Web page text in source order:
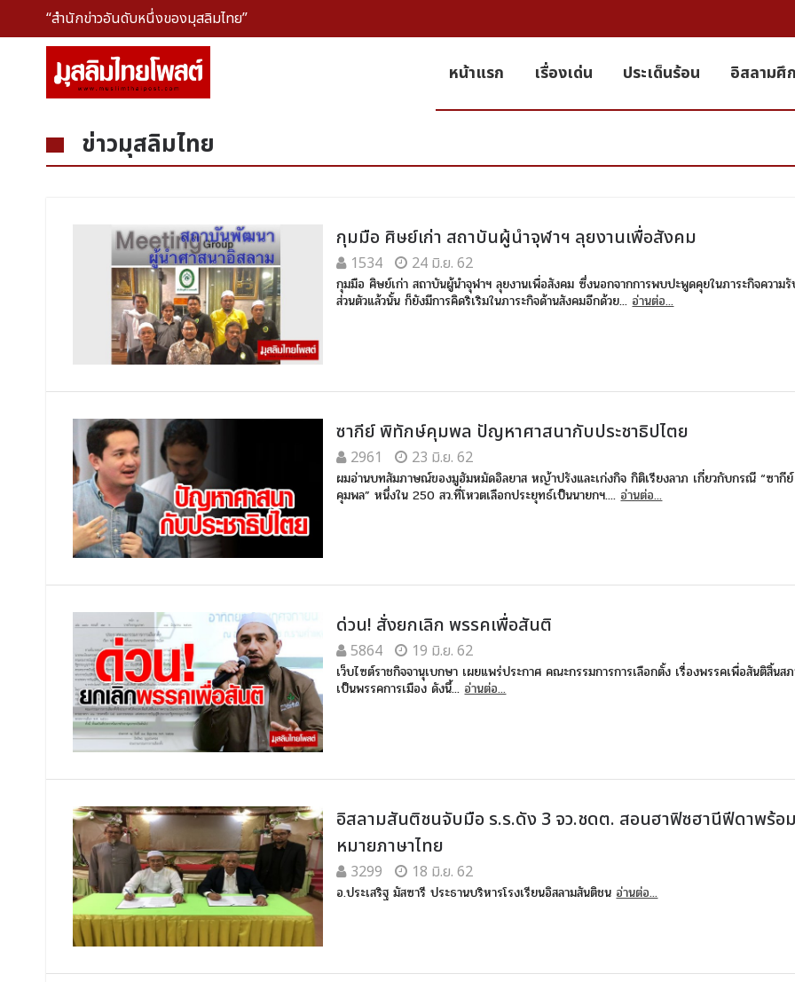
“สำนักข่าวอันดับหนึ่งของมุสลิมไทย”
หน้าแรก เรื่องเด่น ประเด็นร้อน อิสลามศึ
ข่าวมุสลิมไทย
กุมมือ ศิษย์เก่า สถาบันผู้นำจุฬาฯ ลุยงานเพื่อสังคม
1534 24 มิ.ย. 62
กุมมือ ศิษย์เก่า สถาบันผู้นำจุฬาฯ ลุยงานเพื่อสังคม ซึ่งนอกจากการพบปะพูดคุยในภาระกิจความ
ส่วนตัวแล้วนั้น ก็ยังมีการคิดริเริมในภาระกิจด้านสังคมอีกด้วย... อ่านต่อ...
ซากีย์ พิทักษ์คุมพล ปัญหาศาสนากับประชาธิปไตย
2961 23 มิ.ย. 62
ผมอ่านบทสัมภาษณ์ของมูฮัมหมัดอิลยาส หญ้าปรังและเก่งกิจ กิติเรียงลาภ เกี่ยวกับกรณี “ซากี
คุมพล” หนึ่งใน 250 สว.ที่โหวตเลือกประยุทธ์เป็นนายกฯ.... อ่านต่อ...
ด่วน! สั่งยกเลิก พรรคเพื่อสันติ
5864 19 มิ.ย. 62
เว็บไซต์ราชกิจจานุเบกษา เผยแพร่ประกาศ คณะกรรมการการเลือกตั้ง เรื่องพรรคเพื่อสันติสิ้นส
เป็นพรรคการเมือง ดังนี้...อ่านต่อ...
อิสลามสันติชนจับมือ ร.ร.ดัง 3 จว.ชดต. สอนฮาฟิซฮานีฟีดาพร้อ
หมายภาษาไทย
3299 18 มิ.ย. 62
อ.ประเสริฐ มัสซารี ประธานบริหารโรงเรียนอิสลามสันติชน อ่านต่อ...